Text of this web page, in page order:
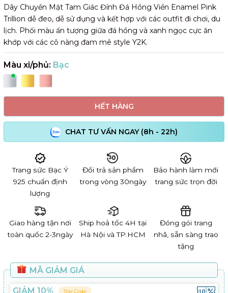
Dây Chuyền Mặt Tam Giác Đính Đá Hồng Viền Enamel Pink
Trillion dễ đeo, dễ sử dụng và kết hợp với các outfit đi chơi, du
lịch. Phối màu ấn tượng giữa đá hồng và xanh ngọc cực ăn
khớp với các cô nàng đam mê style Y2K.
Màu xi/phủ: Bạc
HẾT HÀNG
CHAT TƯ VẤN NGAY (8h - 22h)
Trang sức Bạc Ý
925 chuẩn định
lượng
Đổi trả sản phẩm
trong vòng 30ngày
Bảo hành làm mới
trang sức trọn đời
Giao hàng tận nơi
toàn quốc 2-3ngày
Ship hoả tốc 4H tại
Hà Nội và TP.HCM
Đóng gói trang
nhã, sẵn sàng trao
tặng
MÃ GIẢM GIÁ
GIẢM 10% Top Code